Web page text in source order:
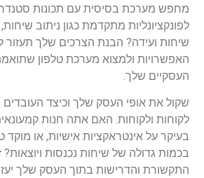
מחפש מערכת בסיסית עם תכונות
לפונקציונליות מתקדמת כגון ניתוב
שיחות ועידה? הבנת הצרכים שלך
האפשרויות ולמצוא מערכת טלפון
העסקיים שלך.
שקול את אופי העסק שלך וכיצד
לקוחות ולקוחות. האם אתה חנות
בעיקר על אינטראקציות אישיות, או מוקד
בכמות גדולה של שיחות נכנסות ויוצאות?
התקשורת והדרישות בתוך העסק שלך